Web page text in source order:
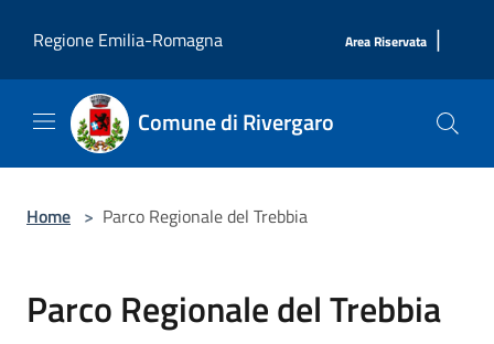
Regione Emilia-Romagna
Area Riservata |
Comune di Rivergaro
Home > Parco Regionale del Trebbia
Parco Regionale del Trebbia